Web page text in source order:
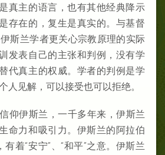
真主的语言，也有其他经典降示
存在的，复生是真实的。与基督
斯兰学者更关心宗教原理的实际
发表自己的主张和判例，没有学
代真主的权威。学者的判例是学
人见解，可以接受也可以拒绝。
仰伊斯兰，一千多年来，伊斯兰
命力和吸引力。伊斯兰的阿拉伯
有着“安宁”、“和平”之意。伊斯兰